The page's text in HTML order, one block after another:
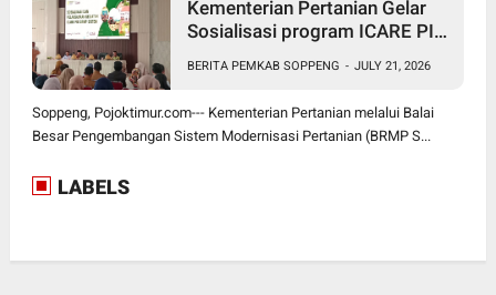
Kementerian Pertanian Gelar
Sosialisasi program ICARE PIU
BERITA PEMKAB SOPPENG - JULY 21, 2026
Soppeng, Pojoktimur.com--- Kementerian Pertanian melalui Balai
Besar Pengembangan Sistem Modernisasi Pertanian (BRMP S...
LABELS